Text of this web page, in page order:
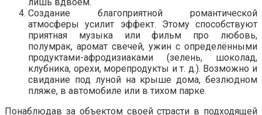
Создание благоприятной романтической
атмосферы усилит эффект. Этому способствуют
приятная музыка или фильм про любовь,
полумрак, аромат свечей, ужин с определёнными
продуктами-афродизиаками (зелень, шоколад,
клубника, орехи, морепродукты и т. д.). Возможно и
свидание под луной на крыше дома, безлюдном
пляже, в автомобиле или в тихом парке.
Понаблюдав за объектом своей страсти в подходящей